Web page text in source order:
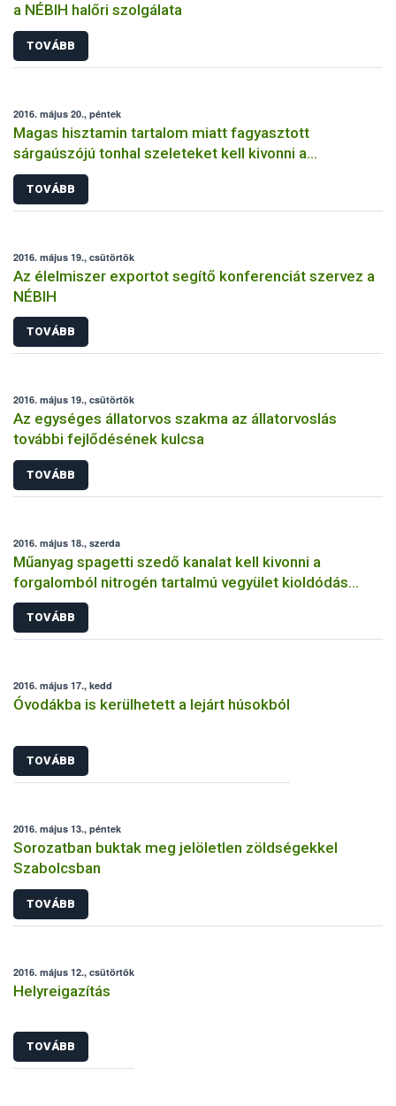
a NÉBIH halőri szolgálata
TOVÁBB
2016. május 20., péntek
Magas hisztamin tartalom miatt fagyasztott
sárgaúszójú tonhal szeleteket kell kivonni a
forgalomból
TOVÁBB
2016. május 19., csütörtök
Az élelmiszer exportot segítő konferenciát szervez a
NÉBIH
TOVÁBB
2016. május 19., csütörtök
Az egységes állatorvos szakma az állatorvoslás
további fejlődésének kulcsa
TOVÁBB
2016. május 18., szerda
Műanyag spagetti szedő kanalat kell kivonni a
forgalomból nitrogén tartalmú vegyület kioldódás
miatt
TOVÁBB
2016. május 17., kedd
Óvodákba is kerülhetett a lejárt húsokból
TOVÁBB
2016. május 13., péntek
Sorozatban buktak meg jelöletlen zöldségekkel
Szabolcsban
TOVÁBB
2016. május 12., csütörtök
Helyreigazítás
TOVÁBB